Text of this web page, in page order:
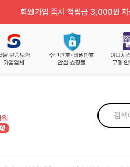
회원가입 즉시 적립금 3,000원